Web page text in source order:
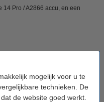
mogelijk voor u te
technieken. De
de website goed werkt.
14 Pro / A2866 accu, en een